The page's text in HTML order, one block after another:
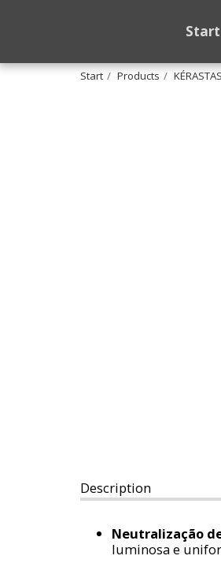
Start
Start Products
Description
Neutralização
luminosa e